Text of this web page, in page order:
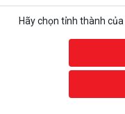
Hãy chọn tỉnh thành